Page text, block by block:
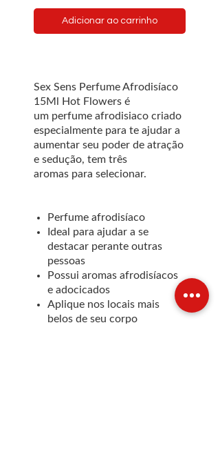
Adicionar ao carrinho
Sex Sens Perfume Afrodisíaco
15Ml Hot Flowers é
um perfume afrodisiaco criado
especialmente para te ajudar a
aumentar seu poder de atração
e sedução, tem três
aromas para selecionar.
Perfume afrodisíaco
Ideal para ajudar a se
destacar perante outras
pessoas
Possui aromas afrodisíacos
e adocicados
Aplique nos locais mais
belos de seu corpo